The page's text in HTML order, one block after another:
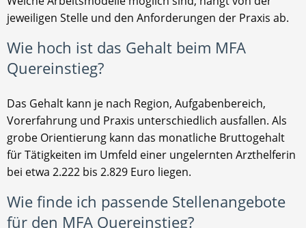
jeweiligen Stelle und den Anforderungen der Praxis ab.
Wie hoch ist das Gehalt beim MFA
Quereinstieg?
Das Gehalt kann je nach Region, Aufgabenbereich,
Vorerfahrung und Praxis unterschiedlich ausfallen. Als
grobe Orientierung kann das monatliche Bruttogehalt
für Tätigkeiten im Umfeld einer ungelernten Arzthelferin
bei etwa 2.222 bis 2.829 Euro liegen.
Wie finde ich passende Stellenangebote
für den MFA Quereinstieg?